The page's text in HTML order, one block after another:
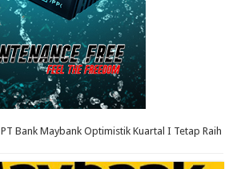
PT Bank Maybank Optimistik Kuartal I Tetap Raih